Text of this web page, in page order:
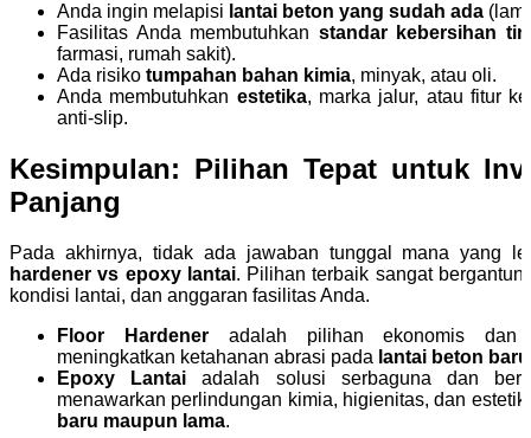
Anda ingin melapisi lantai beton yang sudah ada
Fasilitas Anda membutuhkan standar kebersihan
farmasi, rumah sakit).
Ada risiko tumpahan bahan kimia, minyak, atau oli.
Anda membutuhkan estetika, marka jalur, atau fitur
anti-slip.
Kesimpulan: Pilihan Tepat untuk
Panjang
Pada akhirnya, tidak ada jawaban tunggal mana yang
hardener vs epoxy lantai. Pilihan terbaik sangat
kondisi lantai, dan anggaran fasilitas Anda.
Floor Hardeneradalah pilihan ekonomis dan
meningkatkan ketahanan abrasi pada lantai beton baru
Epoxy Lantai adalah solusi serbaguna dan
menawarkan perlindungan kimia, higienitas, dan
baru maupun lama.